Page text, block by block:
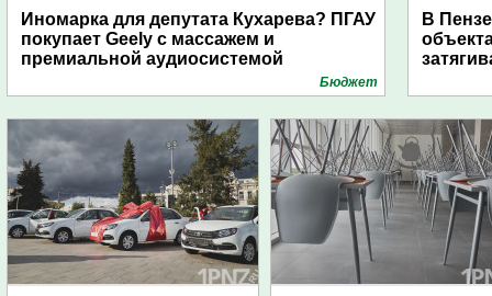
Иномарка для депутата Кухарева? ПГАУ
покупает Geely с массажем и
премиальной аудиосистемой
Бюджет
В